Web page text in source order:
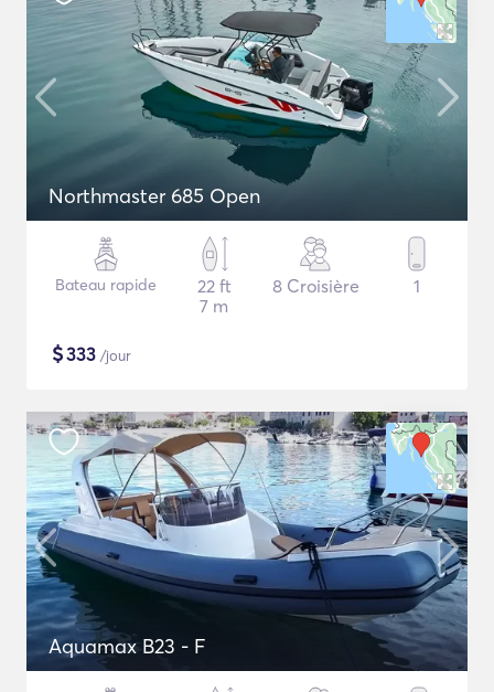
Northmaster 685 Open
Bateau rapide
22 ft
7 m
8 Croisière 1
$333 /jour
Aquamax B23 - F